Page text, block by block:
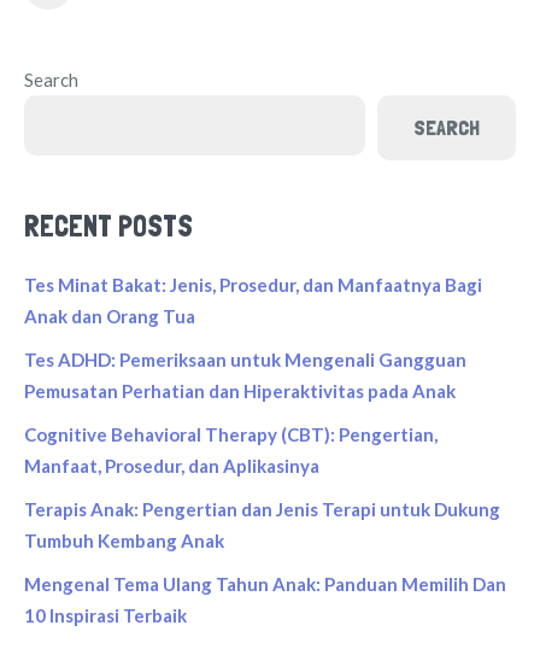
Search
SEARCH
RECENT POSTS
Tes Minat Bakat: Jenis, Prosedur, dan Manfaatnya Bagi
Anak dan Orang Tua
Tes ADHD: Pemeriksaan untuk Mengenali Gangguan
Pemusatan Perhatian dan Hiperaktivitas pada Anak
Cognitive Behavioral Therapy (CBT): Pengertian,
Manfaat, Prosedur, dan Aplikasinya
Terapis Anak: Pengertian dan Jenis Terapi untuk Dukung
Tumbuh Kembang Anak
Mengenal Tema Ulang Tahun Anak: Panduan Memilih Dan
10 Inspirasi Terbaik